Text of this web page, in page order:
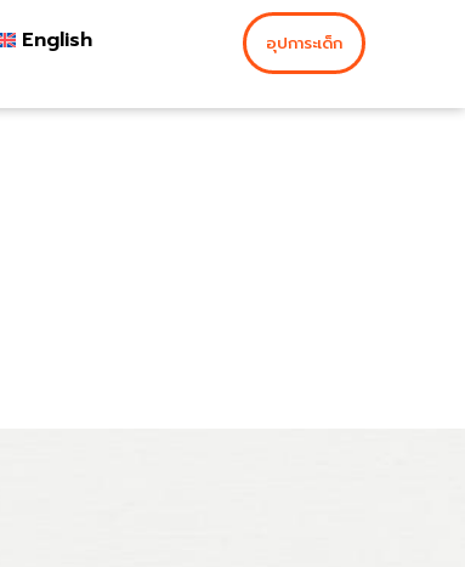
English อุปการะเด็ก